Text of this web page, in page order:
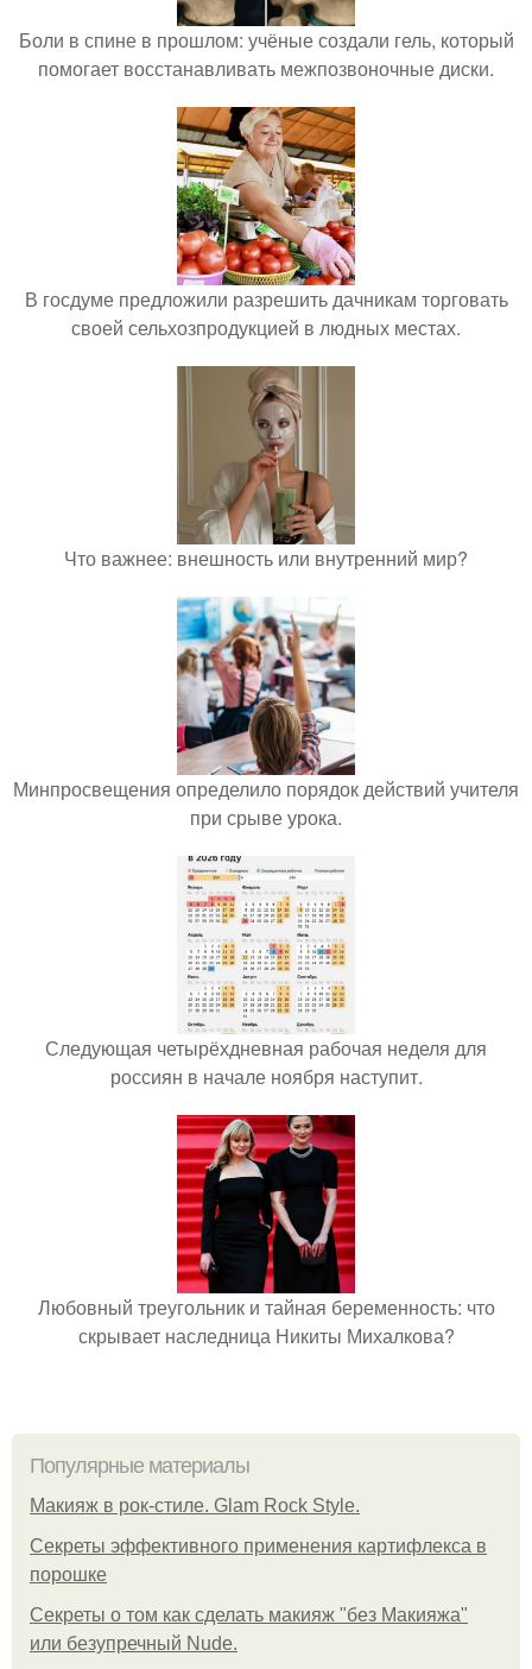
Боли в спине в прошлом: учёные создали гель, который
помогает восстанавливать межпозвоночные диски.
В госдуме предложили разрешить дачникам торговать
своей сельхозпродукцией в людных местах.
Что важнее: внешность или внутренний мир?
Минпросвещения определило порядок действий учителя
при срыве урока.
Следующая четырёхдневная рабочая неделя для
россиян в начале ноября наступит.
Любовный треугольник и тайная беременность: что
скрывает наследница Никиты Михалкова?
Популярные материалы
Макияж в рок-стиле. Glam Rock Style.
Секреты эффективного применения картифлекса в
порошке
Секреты о том как сделать макияж "без Макияжа"
или безупречный Nude.